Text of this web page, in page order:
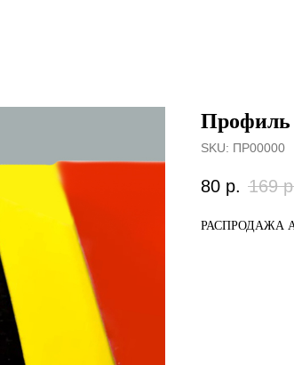
Профиль
SKU: ПР00000
80 р. 169
РАСПРОДАЖА